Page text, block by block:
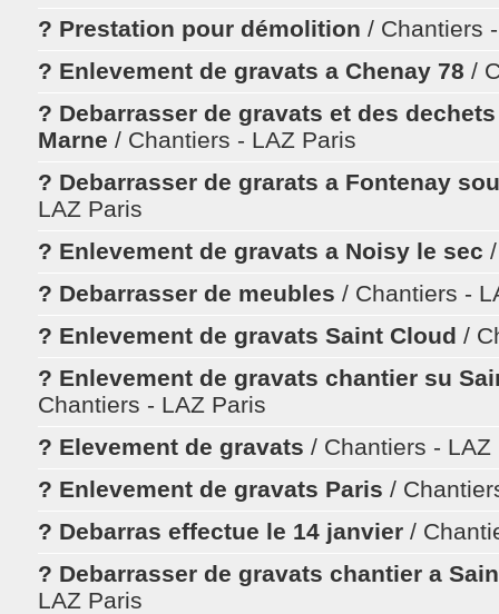
? Prestation pour démolition / Chantiers
? Enlevement de gravats a Chenay 78 /
? Debarrasser de gravats et des
Marne / Chantiers - LAZ Paris
? Debarrasser de grarats a Fontenay
LAZ Paris
? Enlevement de gravats a Noisy le sec
? Debarrasser de meubles / Chantiers -
? Enlevement de gravats Saint Cloud /
? Enlevement de gravats chantier su
Chantiers - LAZ Paris
? Elevement de gravats / Chantiers - LAZ
? Enlevement de gravats Paris /
? Debarras effectue le 14 janvier /
? Debarrasser de gravats chantier a
LAZ Paris